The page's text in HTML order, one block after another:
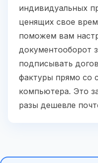
индивидуальных
ценящих свое
поможем вам
документооборот
подписывать
фактуры прямо со
компьютера. Это
разы дешевле